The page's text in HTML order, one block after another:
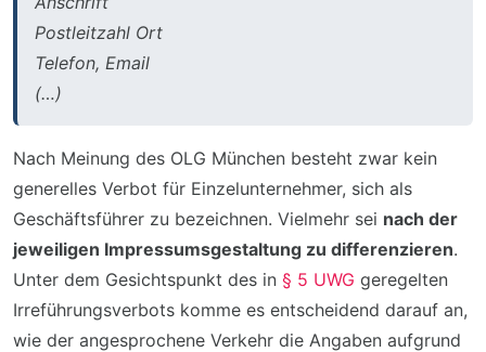
Postleitzahl Ort
Telefon, Email
(…)
Nach Meinung des OLG München besteht zwar kein
generelles Verbot für Einzelunternehmer, sich als
Geschäftsführer zu bezeichnen. Vielmehr sei nach der
jeweiligen Impressumsgestaltung zu differenzieren.
Unter dem Gesichtspunkt des in § 5 UWG geregelten
Irreführungsverbots komme es entscheidend darauf an,
wie der angesprochene Verkehr die Angaben aufgrund